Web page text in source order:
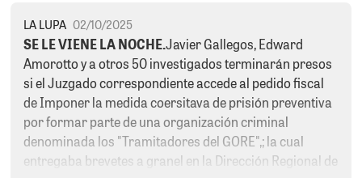
LA LUPA 02/10/2025
SE LE VIENE LA NOCHE.Javier Gallegos, Edward
Amorotto y a otros 50 investigados terminarán presos
si el Juzgado correspondiente accede al pedido fiscal
de Imponer la medida coersitava de prisión preventiva
por formar parte de una organización criminal
denominada los "Tramitadores del GORE",; la cual
entregaba brevetes a granel en la Dirección Regional de